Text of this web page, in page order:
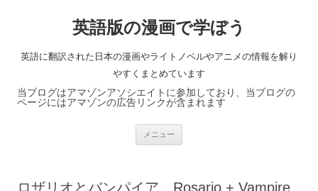
英語版の漫画で学ぼう
英語に翻訳された日本の漫画やライトノベルやアニメの情報を解り
やすくまとめています
当ブログはアマゾンアソシエイトに参加しており、当ブログの
ページにはアマゾンの広告リンクが含まれます
メニュー
ロザリオとバンパイア Rosario + Vampire